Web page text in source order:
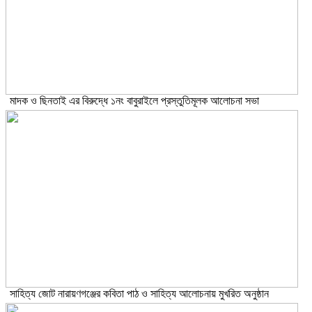
মাদক ও ছিনতাই এর বিরুদ্ধে ১নং বাবুরাইলে প্রস্তুতিমূলক আলোচনা সভা
সাহিত্য জোট নারায়ণগঞ্জের কবিতা পাঠ ও সাহিত্য আলোচনায় মুখরিত অনুষ্ঠান